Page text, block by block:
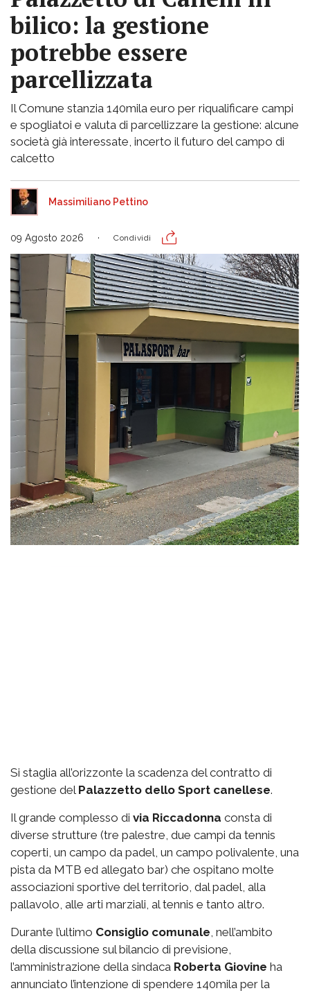
bilico: la gestione
potrebbe essere
parcellizzata
Il Comune stanzia 140mila euro per riqualificare campi
e spogliatoi e valuta di parcellizzare la gestione: alcune
società già interessate, incerto il futuro del campo di
calcetto
Massimiliano Pettino
09 Agosto 2026 Condividi
Si staglia all’orizzonte la scadenza del contratto di
gestione del Palazzetto dello Sport canellese.
Il grande complesso di via Riccadonna consta di
diverse strutture (tre palestre, due campi da tennis
coperti, un campo da padel, un campo polivalente, una
pista da MTB ed allegato bar) che ospitano molte
associazioni sportive del territorio, dal padel, alla
pallavolo, alle arti marziali, al tennis e tanto altro.
Durante l’ultimo Consiglio comunale , nell’ambito
della discussione sul bilancio di previsione,
l’amministrazione della sindaca Roberta Giovine ha
annunciato l’intenzione di spendere 140mila per la